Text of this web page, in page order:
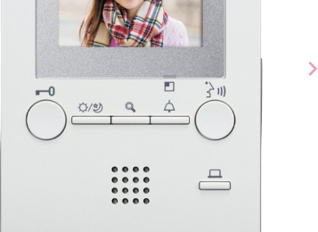
chevron_right